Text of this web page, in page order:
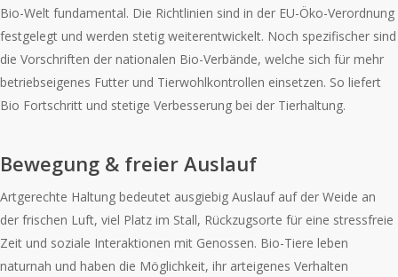
Bio-Welt fundamental. Die Richtlinien sind in der EU-Öko-Verordnung
festgelegt und werden stetig weiterentwickelt. Noch spezifischer sind
die Vorschriften der nationalen Bio-Verbände, welche sich für mehr
betriebseigenes Futter und Tierwohlkontrollen einsetzen. So liefert
Bio Fortschritt und stetige Verbesserung bei der Tierhaltung.
Bewegung & freier Auslauf
Artgerechte Haltung bedeutet ausgiebig Auslauf auf der Weide an
der frischen Luft, viel Platz im Stall, Rückzugsorte für eine stressfreie
Zeit und soziale Interaktionen mit Genossen. Bio-Tiere leben
naturnah und haben die Möglichkeit, ihr arteigenes Verhalten